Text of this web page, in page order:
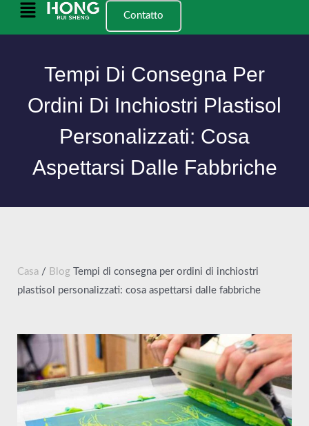
Menu
Contatto
Tempi Di Consegna Per
Ordini Di Inchiostri Plastisol
Personalizzati: Cosa
Aspettarsi Dalle Fabbriche
Casa / Blog Tempi di consegna per ordini di inchiostri
plastisol personalizzati: cosa aspettarsi dalle fabbriche